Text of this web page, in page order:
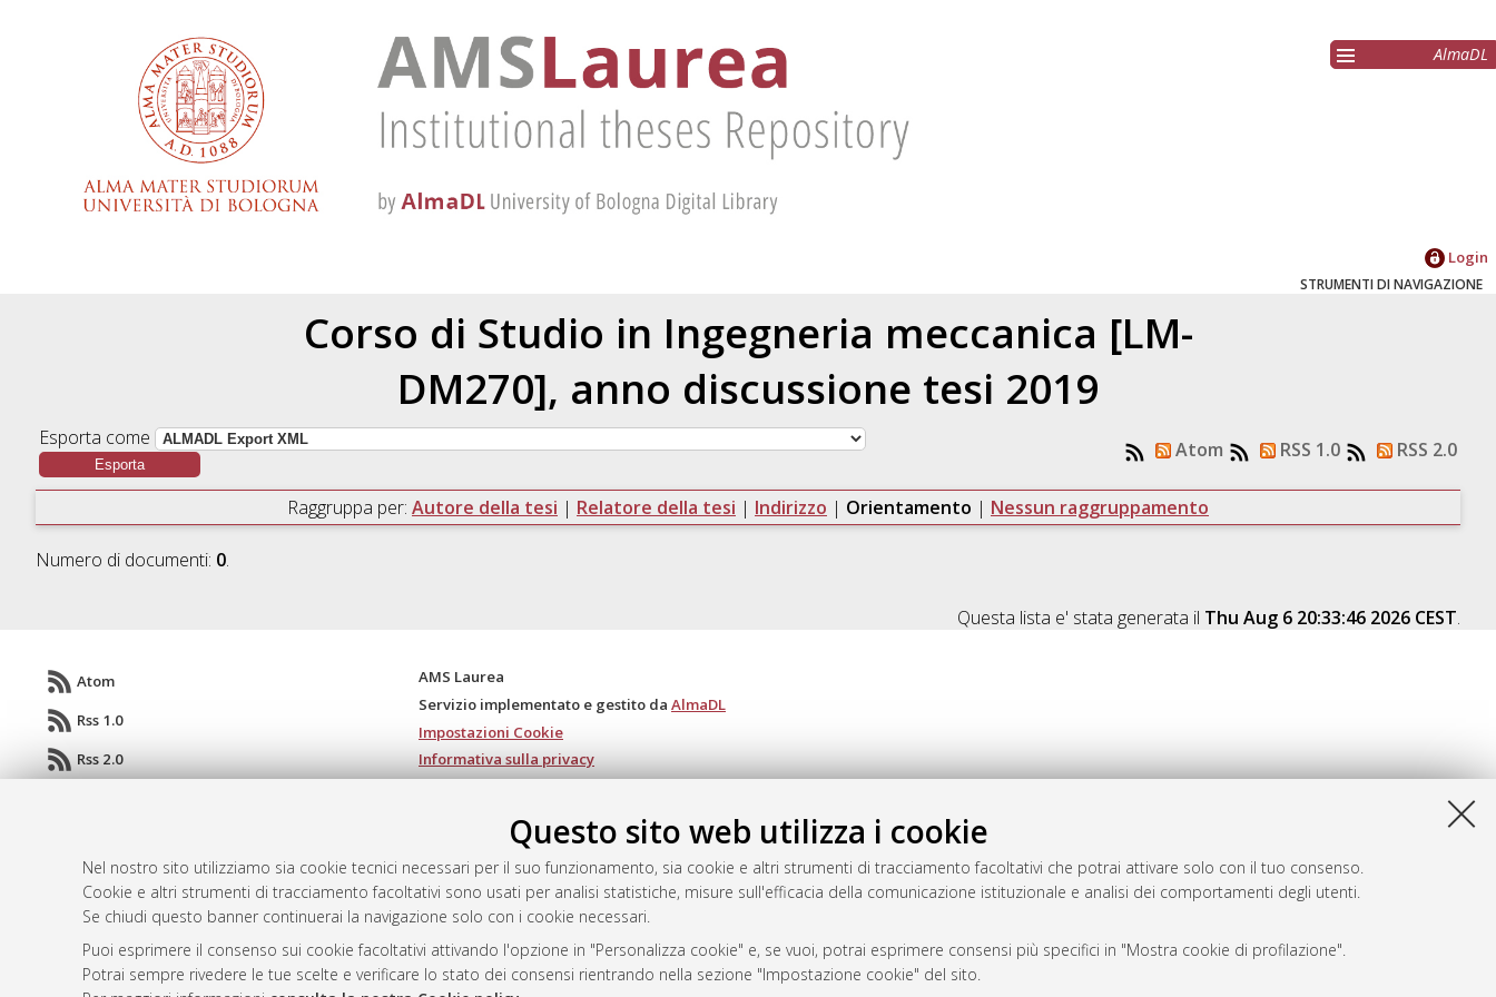
Questo sito web utilizza i cookie
Nel nostro sito utilizziamo sia cookie tecnici necessari per il suo funzionamento, sia cookie e altri strumenti di tracciamento facoltativi che potrai attivare solo con il tuo consenso.
Cookie e altri strumenti di tracciamento facoltativi sono usati per analisi statistiche, misure sull'efficacia della comunicazione istituzionale e analisi dei comportamenti degli utenti.
Se chiudi questo banner continuerai la navigazione solo con i cookie necessari.
Puoi esprimere il consenso sui cookie facoltativi attivando l'opzione in "Personalizza cookie" e, se vuoi, potrai esprimere consensi più specifici in "Mostra cookie di profilazione".
Potrai sempre rivedere le tue scelte e verificare lo stato dei consensi rientrando nella sezione "Impostazione cookie" del sito.
AlmaDL
Login
STRUMENTI DI NAVIGAZIONE
Corso di Studio in Ingegneria meccanica [LM-
DM270], anno discussione tesi 2019
Esporta come Atom RSS 1.0 RSS 2.0
Raggruppa per: Autore della tesi | Relatore della tesi | Indirizzo | Orientamento | Nessun raggruppamento
Numero di documenti: 0.
Questa lista e' stata generata il Thu Aug 6 20:33:46 2026 CEST.
Atom
Rss 1.0
Rss 2.0
AMS Laurea
Servizio implementato e gestito da AlmaDL
Impostazioni Cookie
Informativa sulla privacy
© ALMA MATER STUDIORUM - Università di Bologna, 2007-2026.